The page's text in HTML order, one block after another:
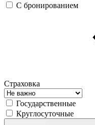
С бронированием
Страховка
Государственные
Круглосуточные